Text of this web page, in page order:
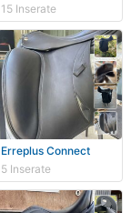
15 Inserate
Erreplus Connect
5 Inserate